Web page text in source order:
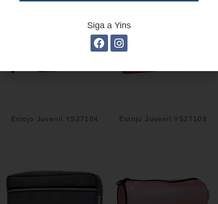
Estojo Juvenil YS27104 Estojo Juvenil YS27109
Siga a Yins